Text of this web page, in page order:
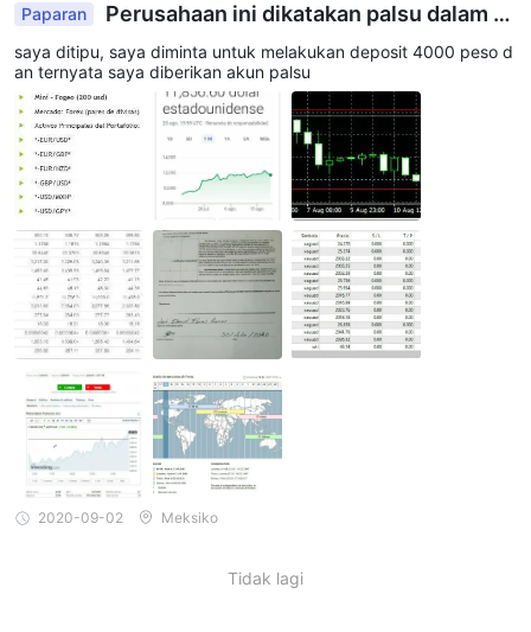
Paparan
Perusahaan ini dikatakan palsu dalam p
erdagangan
saya ditipu, saya diminta untuk melakukan deposit 4000 peso d
an ternyata saya diberikan akun palsu
2020-09-02 Meksiko
Tidak lagi